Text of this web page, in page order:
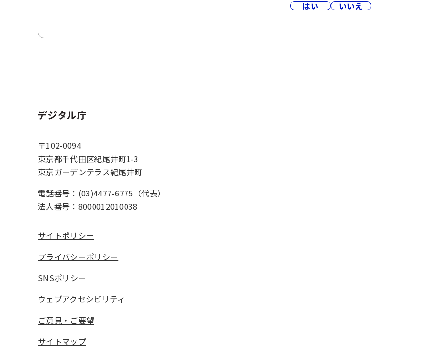
はい いいえ
ホーム
〒102-0094
東京都千代田区紀尾井町1-3
東京ガーデンテラス紀尾井町
電話番号：(03)4477-6775（代表）
法人番号：8000012010038
サイトポリシー
プライバシーポリシー
SNSポリシー
ウェブアクセシビリティ
ご意見・ご要望
サイトマップ